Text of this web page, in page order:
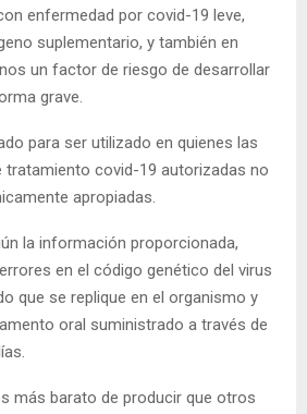
enfermedad por covid-19 leve,
suplementario, y también en
un factor de riesgo de desarrollar
grave.
para ser utilizado en quienes las
tratamiento covid-19 autorizadas no
apropiadas.
la información proporcionada,
en el código genético del virus
que se replique en el organismo y
oral suministrado a través de
más barato de producir que otros